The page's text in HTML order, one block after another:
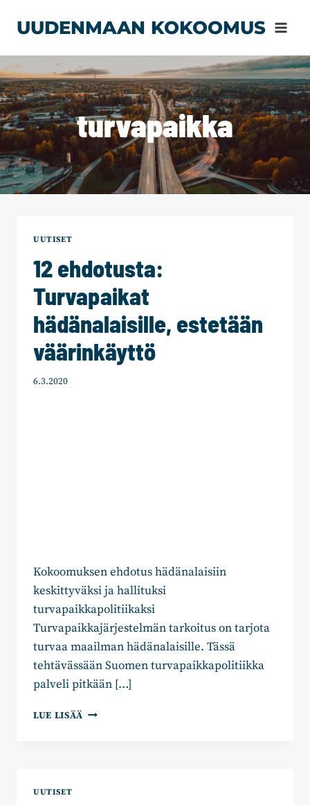
sisältöön
UUDENMAAN KOKOOMUS
turvapaikka
UUTISET
12 ehdotusta:
Turvapaikat
hädänalaisille, estetään
väärinkäyttö
6.3.2020
Kokoomuksen ehdotus hädänalaisiin
keskittyväksi ja hallituksi
turvapaikkapolitiikaksi
Turvapaikkajärjestelmän tarkoitus on tarjota
turvaa maailman hädänalaisille. Tässä
tehtävässään Suomen turvapaikkapolitiikka
palveli pitkään […]
LUE LISÄÄ 12
UUTISET